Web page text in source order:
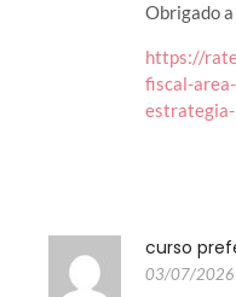
Obrigado
https://
fiscal-
curso
03/07/2026